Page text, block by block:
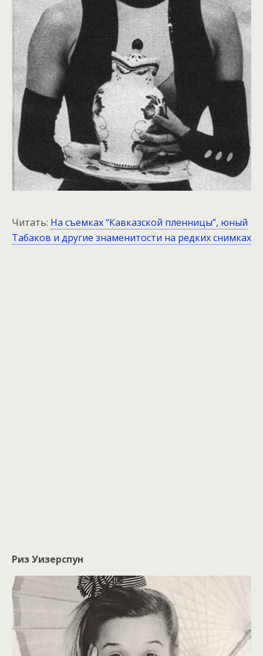
Читать: На съемках “Кавказской пленницы”, юный
Табаков и другие знаменитости на редких снимках
Риз Уизерспун